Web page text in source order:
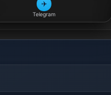
✈️
Telegram